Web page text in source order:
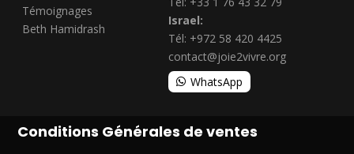
Témoignages
Beth Hamidrash
Israel:
Tél: +972 58 420 4425
contact@joie2vivre.org
WhatsApp
Conditions Générales de ventes